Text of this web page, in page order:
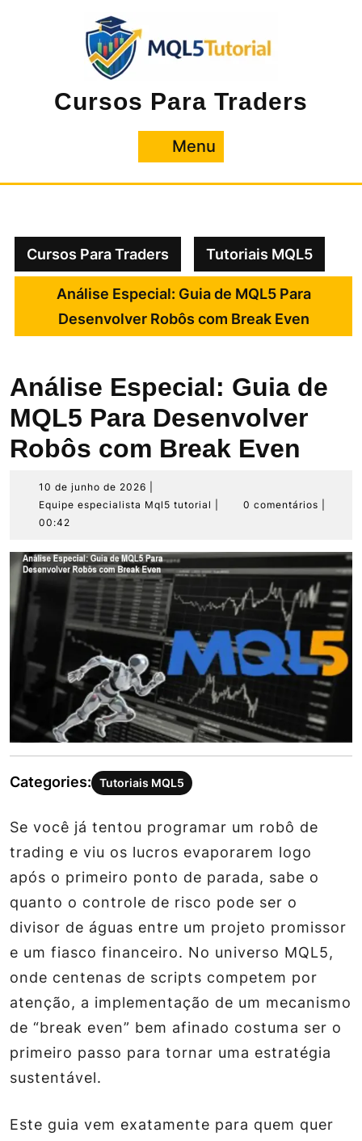
Cursos Para Traders
Menu
Cursos Para Traders Tutoriais MQL5
Análise Especial: Guia de MQL5 Para
Desenvolver Robôs com Break Even
Análise Especial: Guia de
MQL5 Para Desenvolver
Robôs com Break Even
10 de junho de 2026
de
2026
Equipe especialista Mql5 tutorial
Equipe
tutorial
0 comentários
00:42
Categories: Tutoriais MQL5
Se você já tentou programar um robô de
trading e viu os lucros evaporarem logo
após o primeiro ponto de parada, sabe o
quanto o controle de risco pode ser o
divisor de águas entre um projeto promissor
e um fiasco financeiro. No universo MQL5,
onde centenas de scripts competem por
atenção, a implementação de um mecanismo
de “break even” bem afinado costuma ser o
primeiro passo para tornar uma estratégia
sustentável.
Este guia vem exatamente para quem quer